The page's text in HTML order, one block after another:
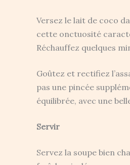
Versez le lait de coco
cette onctuosité
Réchauffez quelques
Goûtez et rectifiez
pas une pincée
équilibrée, avec une
Servir
Servez la soupe bien